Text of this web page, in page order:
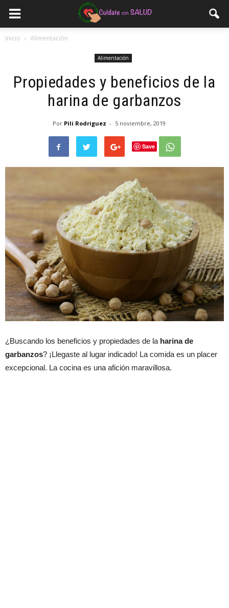
Inicio Alimentación
Alimentación
Propiedades y beneficios de la
harina de garbanzos
Por Pili Rodriguez - 5 noviembre, 2019
Save
¿Buscando los beneficios y propiedades de la harina de
garbanzos? ¡Llegaste al lugar indicado! La comida es un placer
excepcional. La cocina es una afición maravillosa.